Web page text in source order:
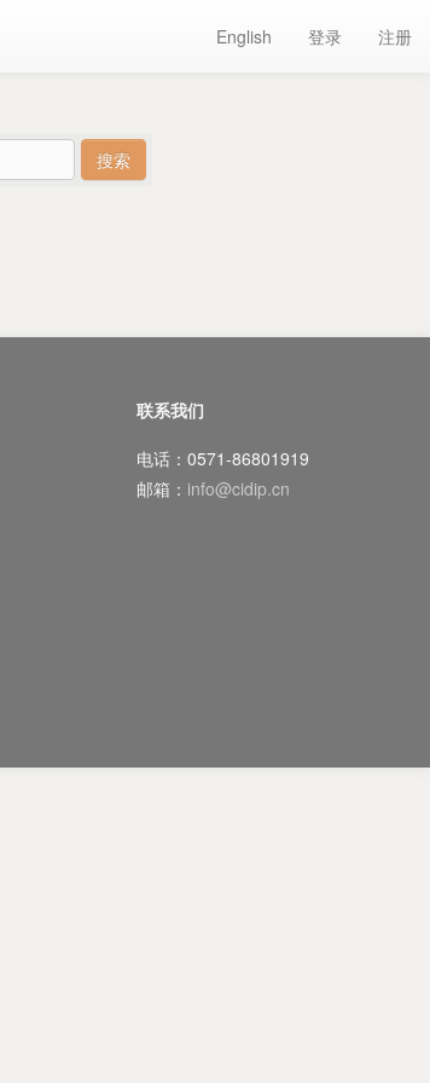
English 登录 注册
联系我们
电话：0571-86801919
邮箱： info@cidip.cn